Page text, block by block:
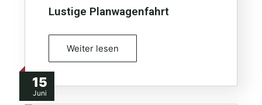
Lustige Planwagenfahrt
Weiter lesen
15
Juni